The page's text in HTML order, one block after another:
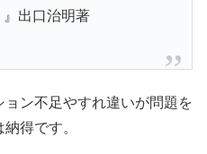
』出口治明著
ン不足やすれ違いが問題を
得です。